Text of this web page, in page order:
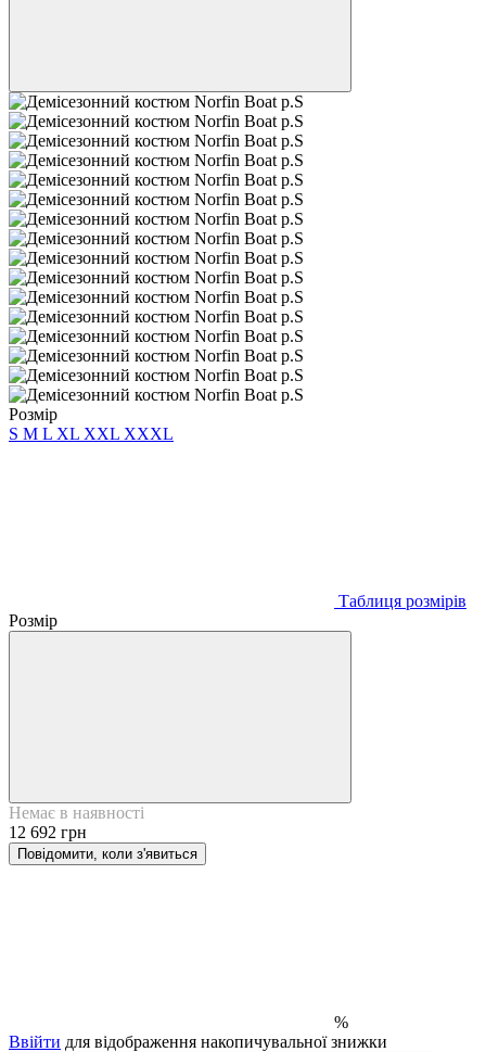
Розмір
S M L XL XXL XXXL
Таблиця розмірів
Розмір
Немає в наявності
12 692 грн
Повідомити, коли з'явиться
%
Ввійти для відображення накопичувальної знижки